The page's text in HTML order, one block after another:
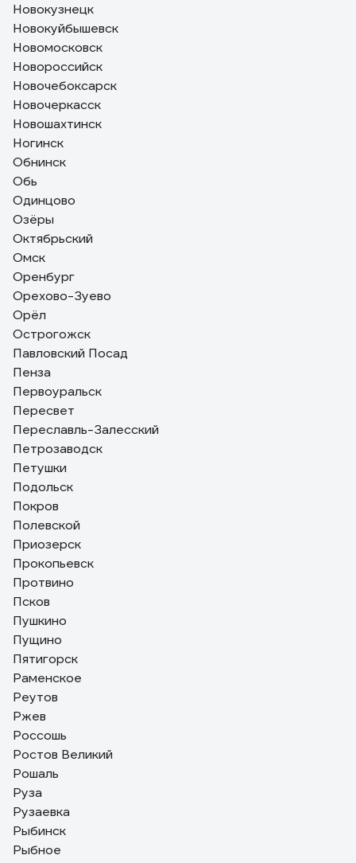
Новокузнецк
Новокуйбышевск
Новомосковск
Новороссийск
Новочебоксарск
Новочеркасск
Новошахтинск
Ногинск
Обнинск
Обь
Одинцово
Озёры
Октябрьский
Омск
Оренбург
Орехово-Зуево
Орёл
Острогожск
Павловский Посад
Пенза
Первоуральск
Пересвет
Переславль-Залесский
Петрозаводск
Петушки
Подольск
Покров
Полевской
Приозерск
Прокопьевск
Протвино
Псков
Пушкино
Пущино
Пятигорск
Раменское
Реутов
Ржев
Россошь
Ростов Великий
Рошаль
Руза
Рузаевка
Рыбинск
Рыбное